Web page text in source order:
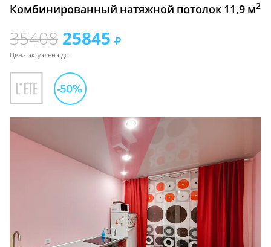
Комбинированный натяжной потолок 11,9 м2
35408 25845
Цена актуальна до